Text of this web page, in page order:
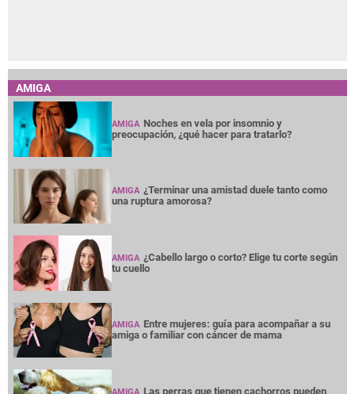
AMIGA
AMIGA Noches en vela por insomnio y
preocupación, ¿qué hacer para tratarlo?
AMIGA ¿Terminar una amistad duele tanto como
una ruptura amorosa?
AMIGA ¿Cabello largo o corto? Elige tu corte según
tu cuello
AMIGA Entre mujeres: guía para acompañar a su
amiga o familiar con cáncer de mama
Las perras que tienen cachorros pueden